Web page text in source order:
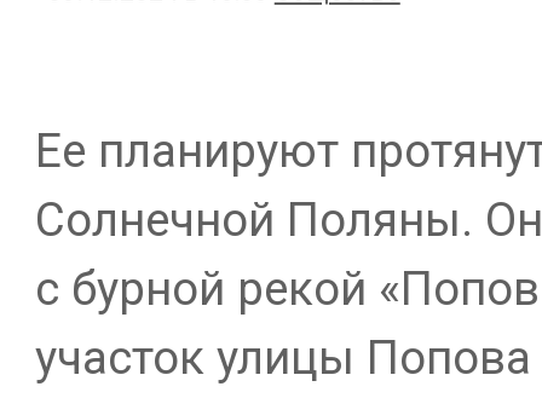
Ее планируют
Солнечной Поляны.
с бурной рекой
участок улицы